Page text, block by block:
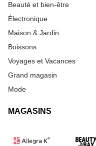
Beauté et bien-être
Électronique
Maison & Jardin
Boissons
Voyages et Vacances
Grand magasin
Mode
MAGASINS